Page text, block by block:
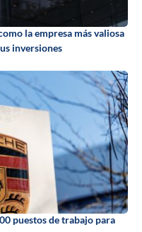
la empresa más valiosa
inversiones
puestos de trabajo para